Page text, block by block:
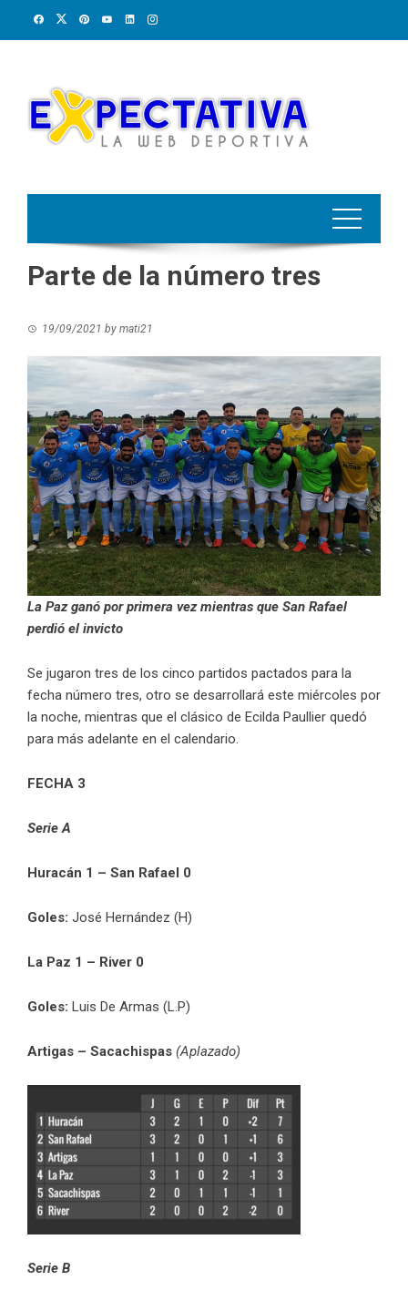
Parte de la número tres
19/09/2021 by mati21
La Paz ganó por primera vez mientras que San Rafael
perdió el invicto
Se jugaron tres de los cinco partidos pactados para la
fecha número tres, otro se desarrollará este miércoles por
la noche, mientras que el clásico de Ecilda Paullier quedó
para más adelante en el calendario.
FECHA 3
Serie A
Huracán 1 – San Rafael 0
Goles: José Hernández (H)
La Paz 1 – River 0
Goles: Luis De Armas (L.P)
Artigas – Sacachispas (Aplazado)
Serie B